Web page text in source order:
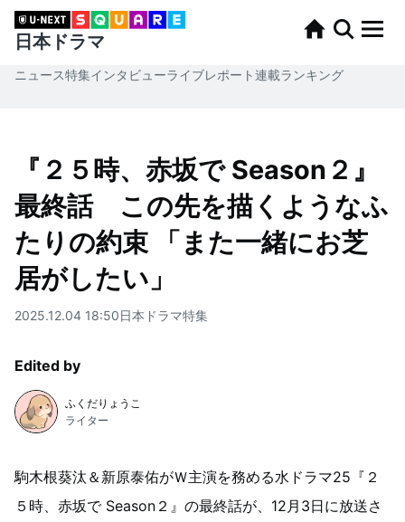
日本ドラマ
ニュース特集インタビューライブレポート連載ランキング
『２５時、赤坂で Season２』
最終話 この先を描くようなふ
たりの約束 「また一緒にお芝
居がしたい」
2025.12.04 18:50日本ドラマ特集
Edited by
ふくだりょうこ
ライター
駒木根葵汰＆新原泰佑がＷ主演を務める水ドラマ25『２
５時、赤坂で Season２』の最終話が、12月3日に放送さ